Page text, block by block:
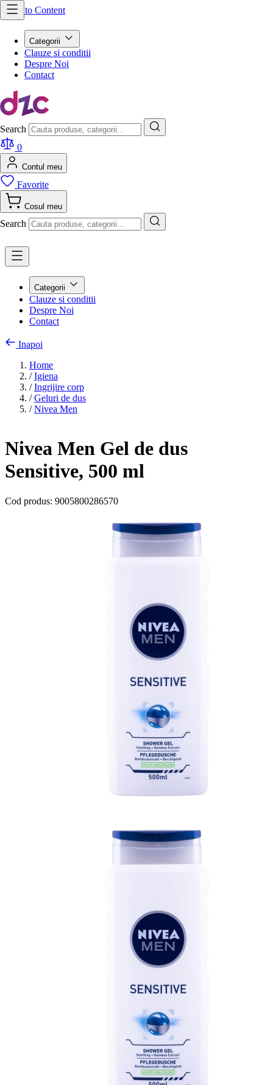
Skip to Content
Categorii
Clauze si conditii
Despre Noi
Contact
Search
0
Contul meu
Favorite
Cosul meu
Search
Categorii
Clauze si conditii
Despre Noi
Contact
Inapoi
Home
/ Igiena
/ Ingrijire corp
/ Geluri de dus
/ Nivea Men
Nivea Men Gel de dus
Sensitive, 500 ml
Cod produs: 9005800286570